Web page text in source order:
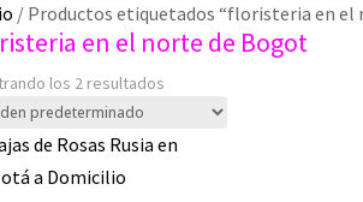
/ Productos etiquetados “floristeria en el
en el norte de Bogot
los 2 resultados